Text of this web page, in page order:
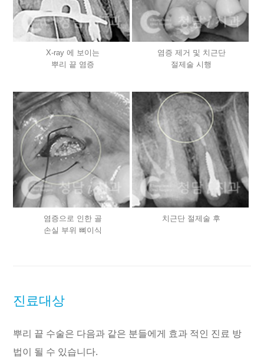
X-ray 에 보이는
뿌리 끝 염증
염증 제거 및 치근단
절제술 시행
염증으로 인한 골
손실 부위 뼈이식
치근단 절제술 후
진료대상
뿌리 끝 수술은 다음과 같은 분들에게 효과 적인 진료 방
법이 될 수 있습니다.